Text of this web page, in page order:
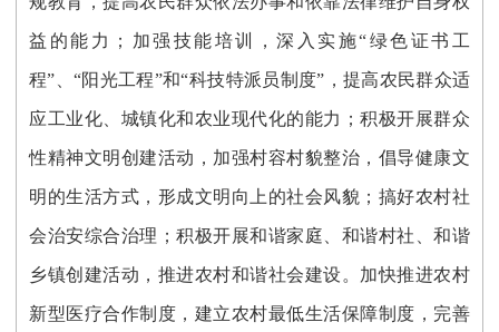
益的能力；加强技能培训，深入实施“绿色证书工
程”、“阳光工程”和“科技特派员制度”，提高农民群众适
应工业化、城镇化和农业现代化的能力；积极开展群众
性精神文明创建活动，加强村容村貌整治，倡导健康文
明的生活方式，形成文明向上的社会风貌；搞好农村社
会治安综合治理；积极开展和谐家庭、和谐村社、和谐
乡镇创建活动，推进农村和谐社会建设。加快推进农村
新型医疗合作制度，建立农村最低生活保障制度，完善